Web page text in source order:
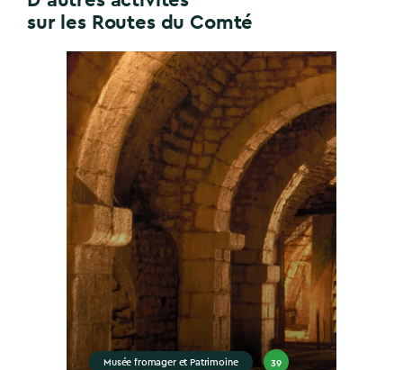
sur les Routes du Comté
Musée fromager et Patrimoine 39